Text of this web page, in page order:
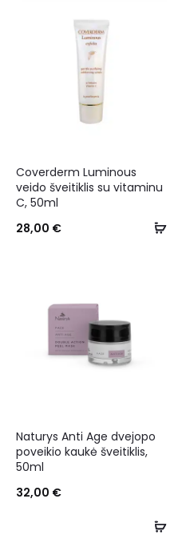
Coverderm Luminous
veido šveitiklis su vitaminu
C, 50ml
28,00 €
Naturys Anti Age dvejopo
poveikio kaukė šveitiklis,
50ml
32,00 €